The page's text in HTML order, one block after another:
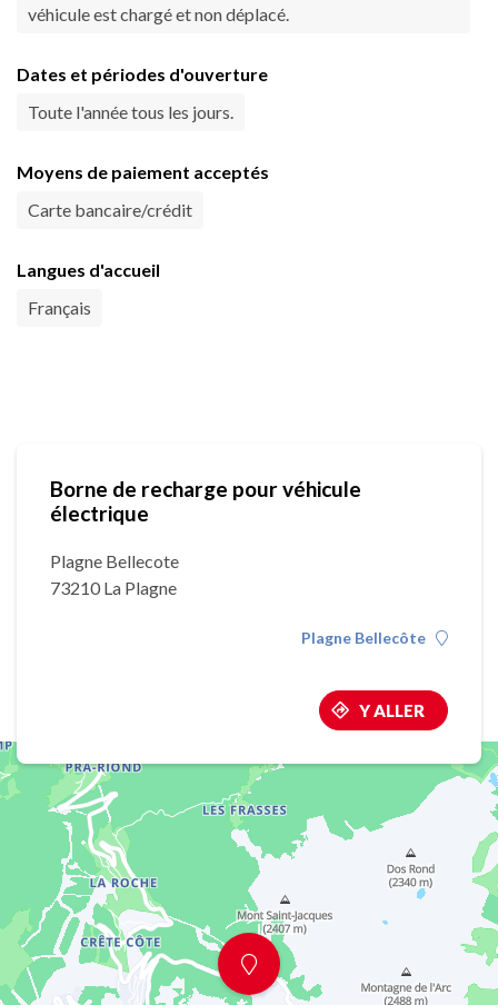
véhicule est chargé et non déplacé.
Dates et périodes d'ouverture
Toute l'année tous les jours.
Moyens de paiement acceptés
Carte bancaire/crédit
Langues d'accueil
Français
Borne de recharge pour véhicule
électrique
Plagne Bellecote
73210 La Plagne
Plagne Bellecôte
Y ALLER